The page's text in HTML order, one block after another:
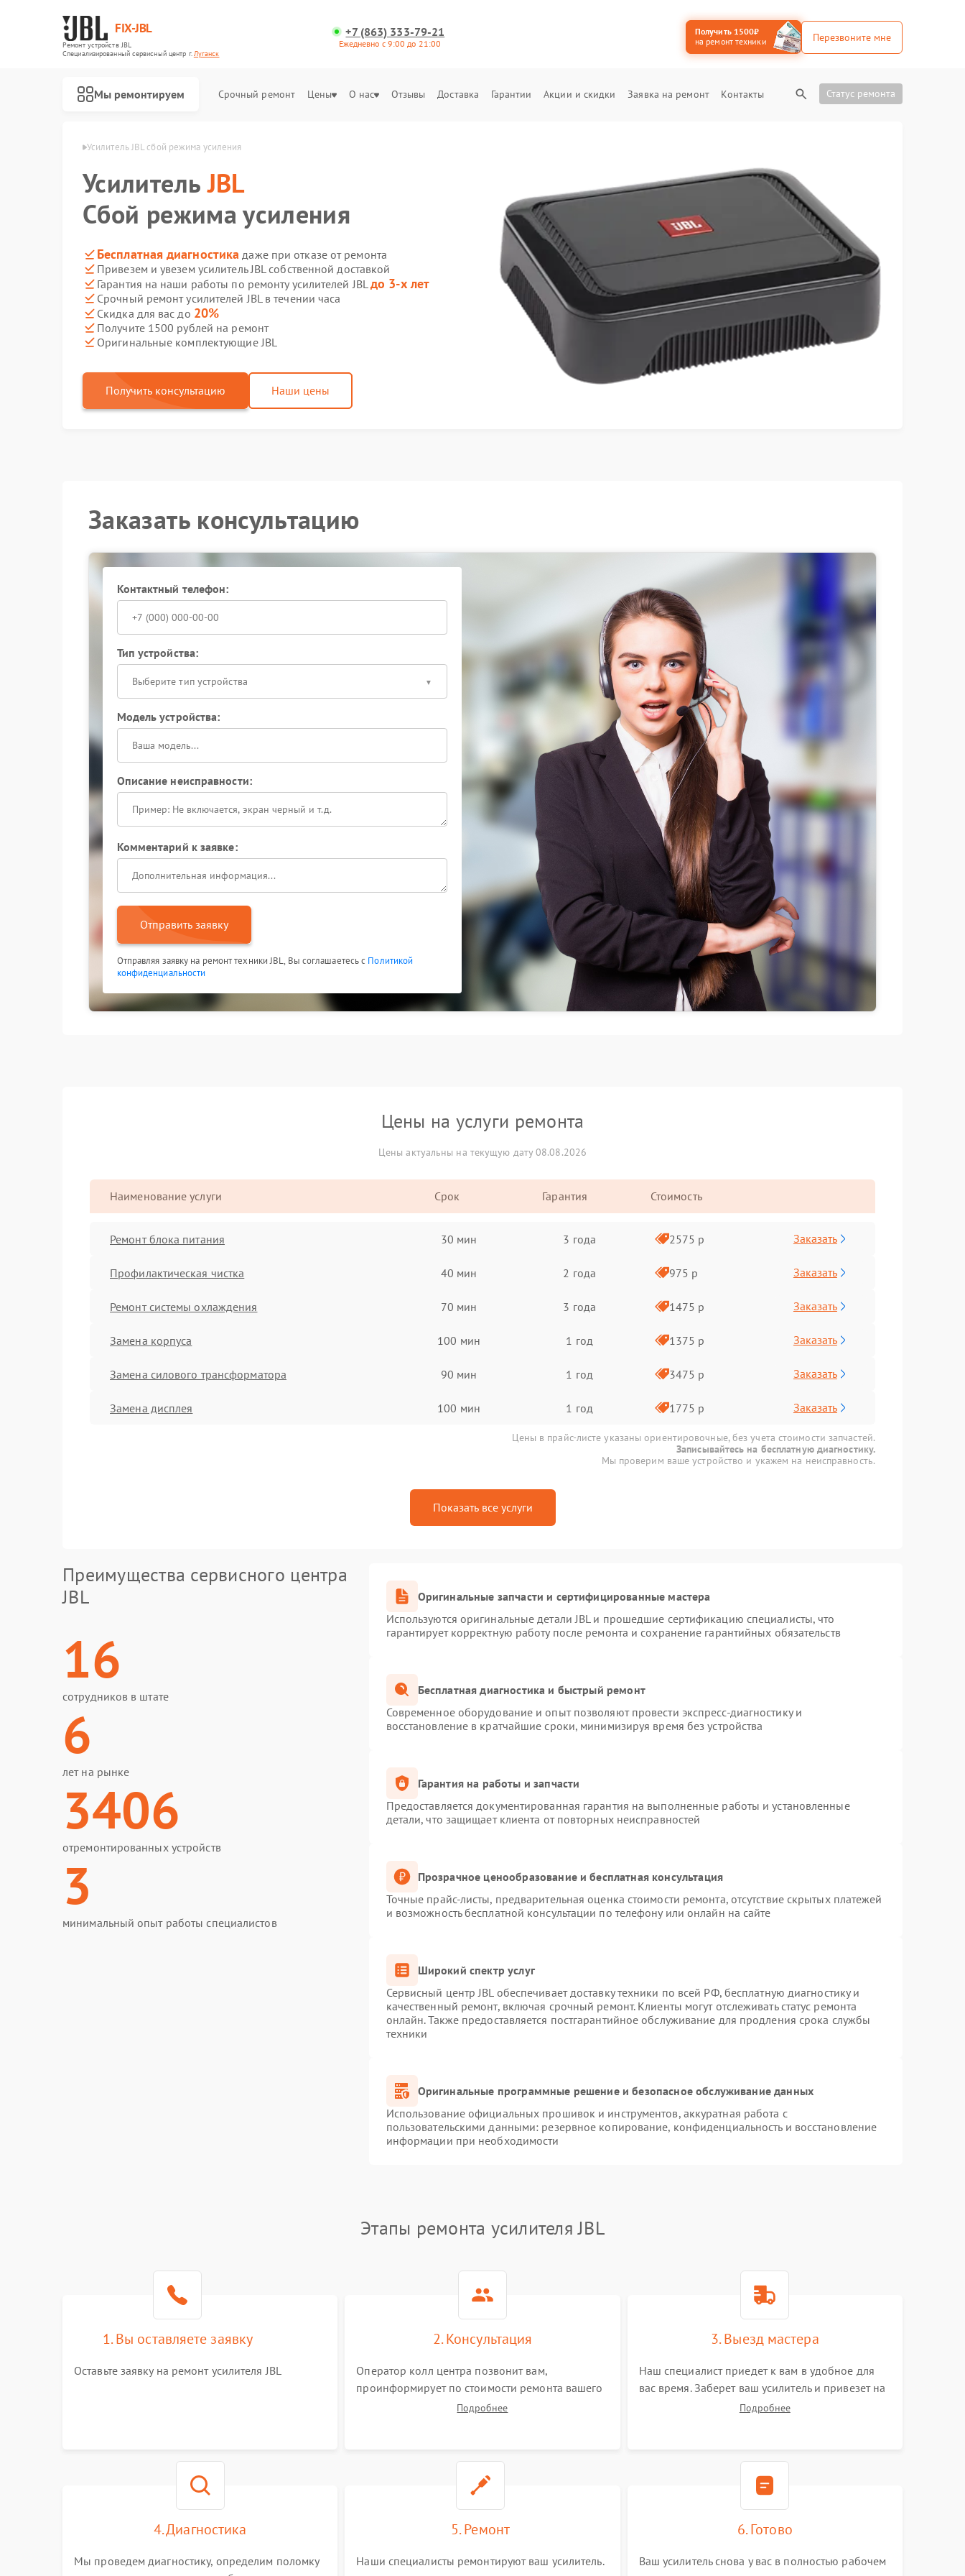
FIX-JBL
Ремонт устройств JBL
Специализированный cервисный центр г.Луганск
+7 (863) 333-79-21
Ежедневно с 9:00 до 21:00
Получить 1500₽
на ремонт техники
Перезвоните мне
Мы ремонтируем Срочный ремонт Цены О нас Отзывы Доставка Гарантии Акции и скидки Заявка на ремонт Контакты Статус ремонта
Усилитель JBL сбой режима усиления
УсилительJBL
Сбой режима усиления
Бесплатная диагностика даже при отказе от ремонта
Привезем и увезем усилитель JBL собственной доставкой
Гарантия на наши работы по ремонту усилителей JBLдо 3-х лет
Срочный ремонт усилителей JBL в течении часа
Скидка для вас до 20%
Получите 1500 рублей на ремонт
Оригинальные комплектующие JBL
Получить консультацию Наши цены
Заказать консультацию
Контактный телефон:
Тип устройства:
Выберите тип устройства
Модель устройства:
Описание неисправности:
Комментарий к заявке:
Отправить заявку
Отправляя заявку на ремонт техники JBL, Вы соглашаетесь с Политикой
конфиденциальности
Цены на услуги ремонта
Цены актуальны на текущую дату 08.08.2026
Наименование услуги Срок Гарантия Стоимость
Ремонт блока питания 30 мин 3 года 2575 р Заказать
Профилактическая чистка 40 мин 2 года 975 р Заказать
Ремонт системы охлаждения 70 мин 3 года 1475 р Заказать
Замена корпуса 100 мин 1 год 1375 р Заказать
Замена силового трансформатора 90 мин 1 год 3475 р Заказать
Замена дисплея 100 мин 1 год 1775 р Заказать
Цены в прайс-листе указаны ориентировочные, без учета стоимости запчастей.
Записывайтесь на бесплатную диагностику.
Мы проверим ваше устройство и укажем на неисправность.
Показать все услуги
Преимущества сервисного центра
JBL
16
сотрудников в штате
6
лет на рынке
3406
отремонтированных устройств
3
минимальный опыт работы специалистов
Оригинальные запчасти и сертифицированные мастера
Используются оригинальные детали JBL и прошедшие сертификацию специалисты, что
гарантирует корректную работу после ремонта и сохранение гарантийных обязательств
Бесплатная диагностика и быстрый ремонт
Современное оборудование и опыт позволяют провести экспресс-диагностику и
восстановление в кратчайшие сроки, минимизируя время без устройства
Гарантия на работы и запчасти
Предоставляется документированная гарантия на выполненные работы и установленные
детали, что защищает клиента от повторных неисправностей
Прозрачное ценообразование и бесплатная консультация
Точные прайс-листы, предварительная оценка стоимости ремонта, отсутствие скрытых платежей
и возможность бесплатной консультации по телефону или онлайн на сайте
Широкий спектр услуг
Сервисный центр JBL обеспечивает доставку техники по всей РФ, бесплатную диагностику и
качественный ремонт, включая срочный ремонт. Клиенты могут отслеживать статус ремонта
онлайн. Также предоставляется постгарантийное обслуживание для продления срока службы
техники
Оригинальные программные решение и безопасное обслуживание данных
Использование официальных прошивок и инструментов, аккуратная работа с
пользовательскими данными: резервное копирование, конфиденциальность и восстановление
информации при необходимости
Этапы ремонта усилителя JBL
1. Вы оставляете заявку
Оставьте заявку на ремонт усилителя JBL
2. Консультация
Оператор колл центра позвонит вам,
проинформирует по стоимости ремонта вашего
усилителя а также ответит на все ваши вопросы.
Подробнее
3. Выезд мастера
Наш специалист приедет к вам в удобное для
вас время. Заберет ваш усилитель и привезет на
склад для диагностики.Подробнее
4. Диагностика
Мы проведем диагностику, определим поломку
5. Ремонт
Наши специалисты ремонтируют ваш усилитель.
6. Готово
Ваш усилитель снова у вас в полностью рабочем